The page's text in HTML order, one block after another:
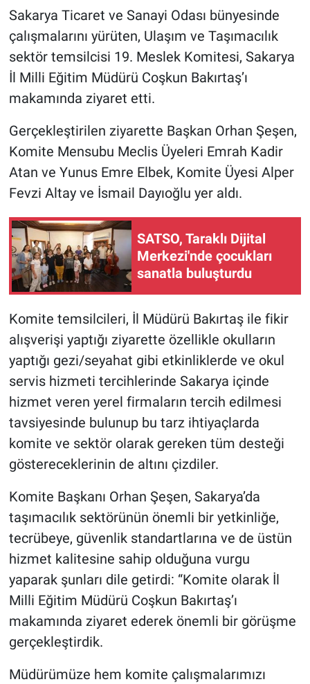
Sakarya Ticaret ve Sanayi Odası bünyesinde
çalışmalarını yürüten, Ulaşım ve Taşımacılık
sektör temsilcisi 19. Meslek Komitesi, Sakarya
İl Milli Eğitim Müdürü Coşkun Bakırtaş’ı
makamında ziyaret etti.
Gerçekleştirilen ziyarette Başkan Orhan Şeşen,
Komite Mensubu Meclis Üyeleri Emrah Kadir
Atan ve Yunus Emre Elbek, Komite Üyesi Alper
Fevzi Altay ve İsmail Dayıoğlu yer aldı.
SATSO, Taraklı Dijital
Merkezi'nde çocukları
sanatla buluşturdu
Komite temsilcileri, İl Müdürü Bakırtaş ile fikir
alışverişi yaptığı ziyarette özellikle okulların
yaptığı gezi/seyahat gibi etkinliklerde ve okul
servis hizmeti tercihlerinde Sakarya içinde
hizmet veren yerel firmaların tercih edilmesi
tavsiyesinde bulunup bu tarz ihtiyaçlarda
komite ve sektör olarak gereken tüm desteği
göstereceklerinin de altını çizdiler.
Komite Başkanı Orhan Şeşen, Sakarya’da
taşımacılık sektörünün önemli bir yetkinliğe,
tecrübeye, güvenlik standartlarına ve de üstün
hizmet kalitesine sahip olduğuna vurgu
yaparak şunları dile getirdi: “Komite olarak İl
Milli Eğitim Müdürü Coşkun Bakırtaş’ı
makamında ziyaret ederek önemli bir görüşme
gerçekleştirdik.
Müdürümüze hem komite çalışmalarımızı